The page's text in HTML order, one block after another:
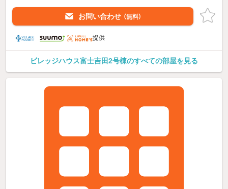
お問い合わせ （無料）
提供
ビレッジハウス富士吉田2号棟のすべての部屋を見る